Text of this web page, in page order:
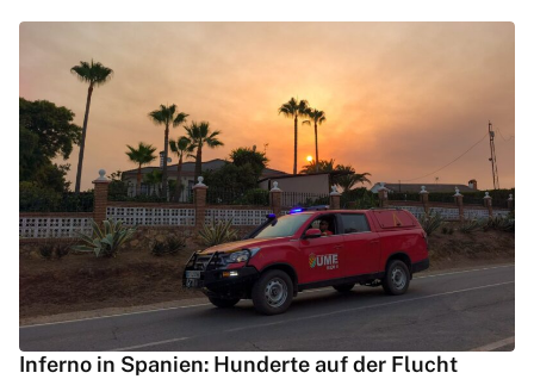
Inferno in Spanien: Hunderte auf der Flucht